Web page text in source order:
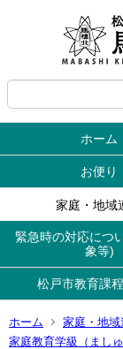
ホーム
お便り
家庭・地域
緊急時の対応につ
象等)
松戸市教育課
ホーム 家庭・地域
家庭教育学級（まし